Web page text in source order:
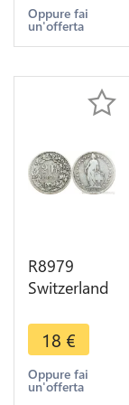
Berne Silver
-> Make
Oppure fai
un'offerta
R8979
Switzerland
Helvetia
1878 B
Berne Silver
-> Make
18 €
Oppure fai
un'offerta